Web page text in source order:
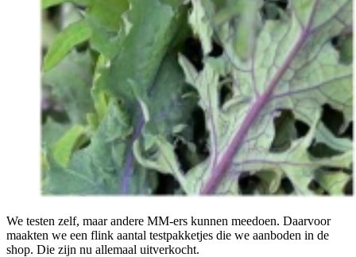
We testen zelf, maar andere MM-ers kunnen meedoen. Daarvoor
maakten we een flink aantal testpakketjes die we aanboden in de
shop. Die zijn nu allemaal uitverkocht.